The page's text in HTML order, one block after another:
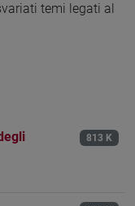
temi legati al
813 K